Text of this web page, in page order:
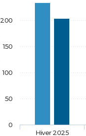
Hiver 2025
0
50
100
150
200